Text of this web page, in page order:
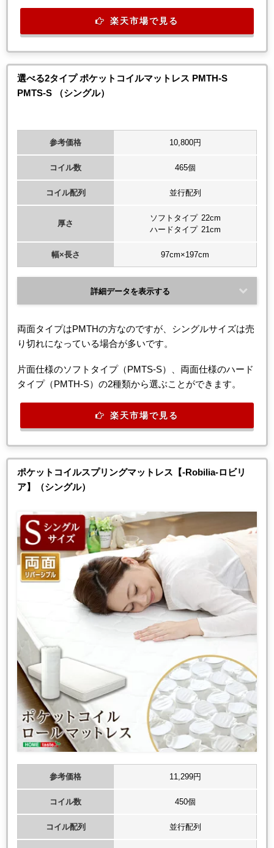
楽天市場で見る
選べる2タイプ ポケットコイルマットレス PMTH-S
PMTS-S （シングル）
参考価格 10,800円
コイル数 465個
コイル配列 並行配列
厚さ
ソフトタイプ 22cm
ハードタイプ 21cm
幅×長さ 97cm×197cm
詳細データを表示する
両面タイプはPMTHの方なのですが、シングルサイズは売
り切れになっている場合が多いです。
片面仕様のソフトタイプ（PMTS-S）、両面仕様のハード
タイプ（PMTH-S）の2種類から選ぶことができます。
楽天市場で見る
ポケットコイルスプリングマットレス【-Robilia-ロビリ
ア】（シングル）
参考価格 11,299円
コイル数 450個
コイル配列 並行配列